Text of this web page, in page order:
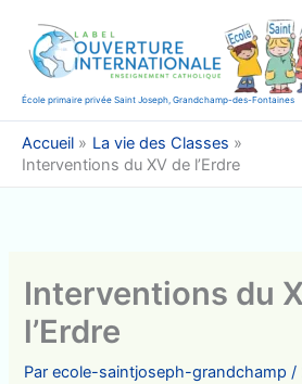
contenu
École primaire privée Saint Joseph, Grandchamp-des-Fontaines
Accueil
La vie des Classes
Interventions du XV de l’Erdre
Interventions du
l’Erdre
Parecole-saintjoseph-grandchamp/